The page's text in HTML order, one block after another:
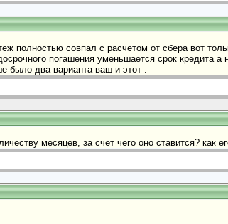
полностью совпал с расчетом от сбера вот
погашения уменьшается срок кредита
было два варианта ваш и этот .
месяцев, за счет чего оно ставится? как